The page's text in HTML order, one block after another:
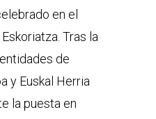
en el
Tras la
de
y Euskal Herria
la puesta en